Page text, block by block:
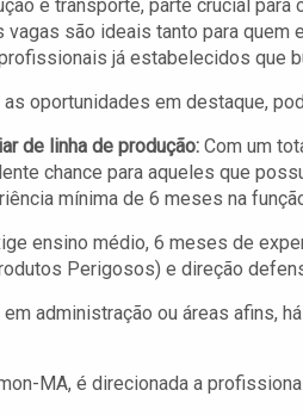
e transporte, parte crucial
vagas são ideais tanto para quem
já estabelecidos que
as oportunidades em destaque,
de linha de produção: Com um
chance para aqueles que
mínima de 6 meses na
ensino médio, 6 meses de
Perigosos) e direção
administração ou áreas afins,
MA, é direcionada a